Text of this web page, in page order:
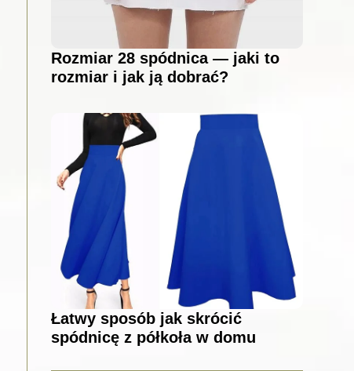
Rozmiar 28 spódnica — jaki to
rozmiar i jak ją dobrać?
Łatwy sposób jak skrócić
spódnicę z półkoła w domu